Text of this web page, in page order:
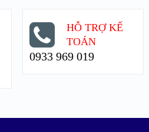
HỖ TRỢ KẾ
TOÁN
0933 969 019